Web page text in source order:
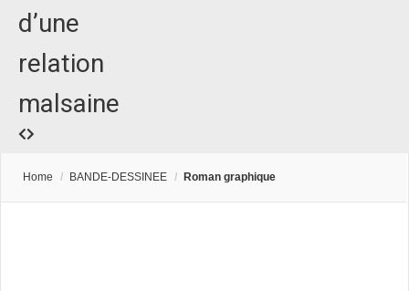
d’une
relation
malsaine
Home / BANDE-DESSINEE / Roman graphique